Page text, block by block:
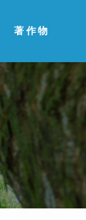
著作物